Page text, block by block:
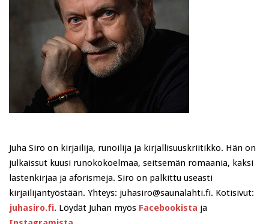
Juha Siro on kirjailija, runoilija ja kirjallisuuskriitikko. Hän on
julkaissut kuusi runokokoelmaa, seitsemän romaania, kaksi
lastenkirjaa ja aforismeja. Siro on palkittu useasti
kirjailijantyöstään. Yhteys: juhasiro@saunalahti.fi. Kotisivut:
juhasiro.fi. Löydät Juhan myös Facebookista ja